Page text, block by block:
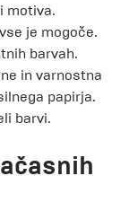
motiva.
je mogoče.
barvah.
in varnostna
papirja.
barvi.